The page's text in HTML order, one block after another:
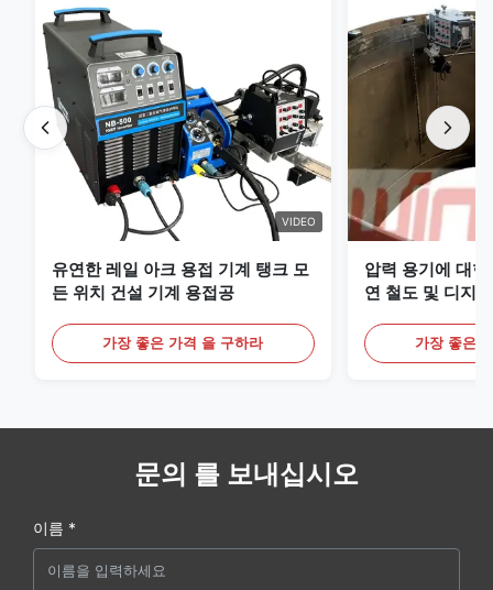
VIDEO
유연한 레일 아크 용접 기계 탱크 모
든 위치 건설 기계 용접공
가장 좋은 가격 을 구하라
압력 용기에 대
연 철도 및 디지
가장 좋은
문의 를 보내십시오
이름 *